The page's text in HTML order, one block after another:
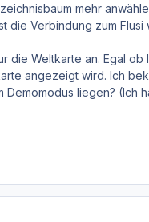
mehr
die Verbindung zum Flusi
die Weltkarte an. Egal ob
angezeigt wird. Ich
Demomodus liegen? (Ich